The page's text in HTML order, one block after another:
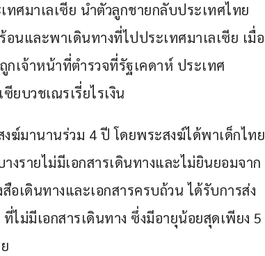
ศมาเลเซีย นำตัวลูกชายกลับประเทศไทย
นและพาเดินทางที่ไปประเทศมาเลเซีย เมื่อ
เจ้าหน้าที่ตำรวจที่รัฐเคดาห์ ประเทศ
ยบวชเณรเรี่ยไรเงิน
ฆ์มานานร่วม 4 ปี โดยพระสงฆ์ได้พาเด็กไทย
งรายไม่มีเอกสารเดินทางและไม่ยินยอมจาก
เดินทางและเอกสารครบถ้วน ได้รับการส่ง
ม่มีเอกสารเดินทาง ซึ่งมีอายุน้อยสุดเพียง 5